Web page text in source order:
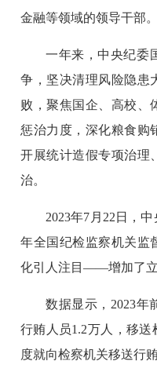
金融等领域的领导干部。
一年来，中央纪委
争，坚决清理风险隐患
败，聚焦国企、高校、
惩治力度，深化粮食购
开展统计造假专项治理
治。
2023年7月22日，
年全国纪检监察机关监
化引人注目——增加了立
数据显示，2023年
行贿人员1.2万人，移送
度就向检察机关移送行